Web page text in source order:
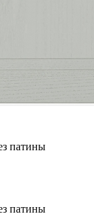
патины
патины